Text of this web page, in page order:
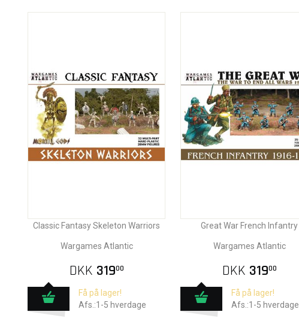
Classic Fantasy Skeleton Warriors
Wargames Atlantic
DKK 31900
Få på lager!
Afs.:1-5 hverdage
Great War French Infantry
Wargames Atlantic
DKK 31900
Få på lager!
Afs.:1-5 hverdage